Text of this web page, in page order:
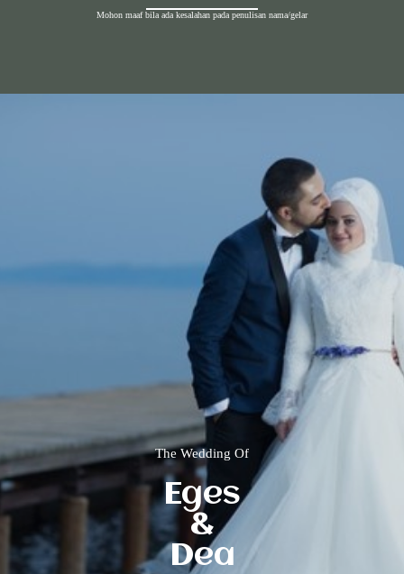
Mohon maaf bila ada kesalahan pada penulisan nama/gelar
The Wedding Of
Eges
&
Dea